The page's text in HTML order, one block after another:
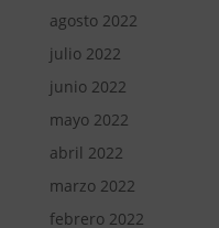
agosto 2022
julio 2022
junio 2022
mayo 2022
abril 2022
marzo 2022
febrero 2022